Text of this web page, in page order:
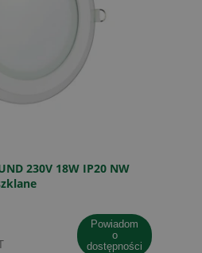
230V 18W IP20 NW
powiadom
o
dostępności